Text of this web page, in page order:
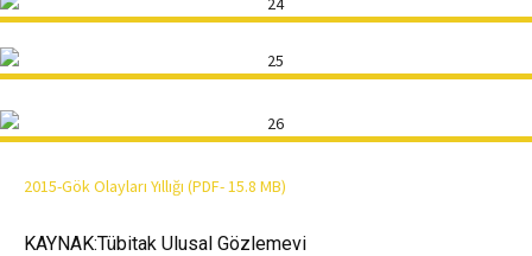
2015-Gök Olayları Yıllığı (PDF- 15.8 MB)
KAYNAK:Tübitak Ulusal Gözlemevi